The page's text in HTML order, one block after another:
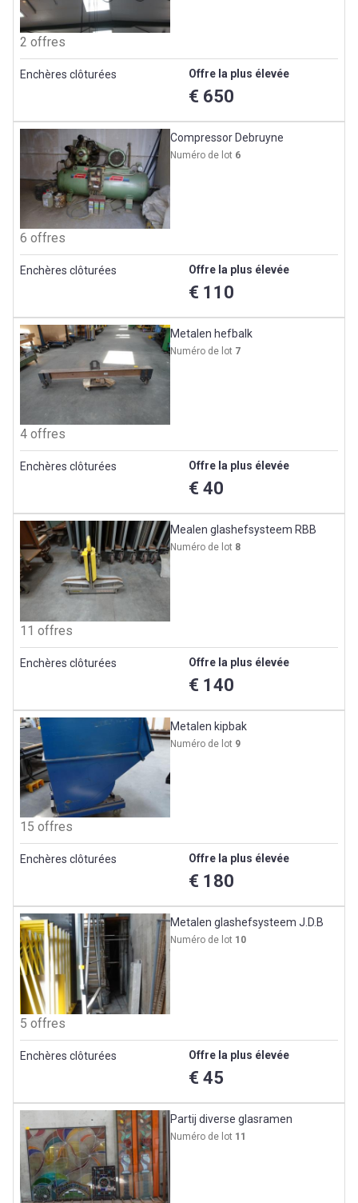
2 offres
Enchères clôturées Offre la plus élevée
€ 650
Compressor Debruyne
Numéro de lot 6
6 offres
Enchères clôturées Offre la plus élevée
€ 110
Metalen hefbalk
Numéro de lot 7
4 offres
Enchères clôturées Offre la plus élevée
€ 40
Mealen glashefsysteem RBB
Numéro de lot 8
11 offres
Enchères clôturées Offre la plus élevée
€ 140
Metalen kipbak
Numéro de lot 9
15 offres
Enchères clôturées Offre la plus élevée
€ 180
Metalen glashefsysteem J.D.B
Numéro de lot 10
5 offres
Enchères clôturées Offre la plus élevée
€ 45
Partij diverse glasramen
Numéro de lot 11